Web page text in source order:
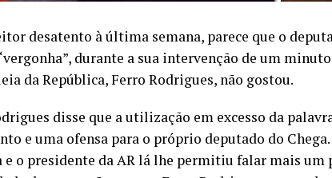
desatento à última semana, parece que o
durante a sua intervenção de um
da República, Ferro Rodrigues, não gostou.
disse que a utilização em excesso da
e uma ofensa para o próprio deputado do
e o presidente da AR lá lhe permitiu falar mais um